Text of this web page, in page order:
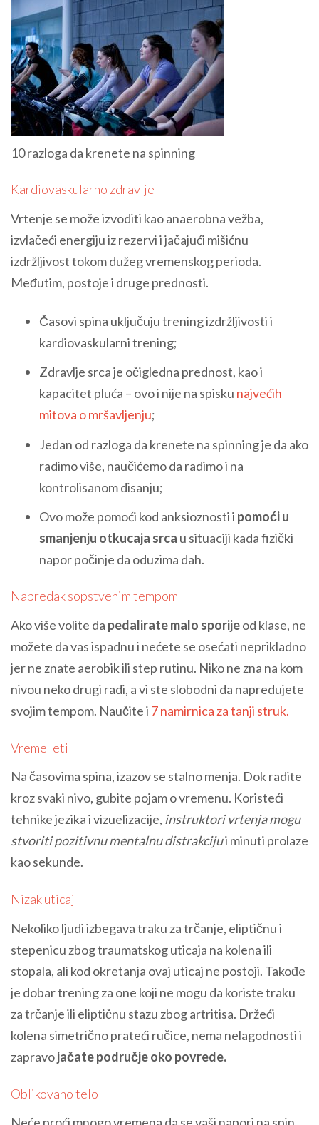
10 razloga da krenete na spinning
Kardiovaskularno zdravlje
Vrtenje se može izvoditi kao anaerobna vežba,
izvlačeći energiju iz rezervi i jačajući mišićnu
izdržljivost tokom dužeg vremenskog perioda.
Međutim, postoje i druge prednosti.
Časovi spina uključuju trening izdržljivosti i
kardiovaskularni trening;
Zdravlje srca je očigledna prednost, kao i
kapacitet pluća – ovo i nije na spisku najvećih
mitova o mršavljenju;
Jedan od razloga da krenete na spinning je da ako
radimo više, naučićemo da radimo i na
kontrolisanom disanju;
Ovo može pomoći kod anksioznosti i pomoći u
smanjenju otkucaja srca u situaciji kada fizički
napor počinje da oduzima dah.
Napredak sopstvenim tempom
Ako više volite da pedalirate malo sporijeod klase, ne
možete da vas ispadnu i nećete se osećati neprikladno
jer ne znate aerobik ili step rutinu. Niko ne zna na kom
nivou neko drugi radi, a vi ste slobodni da napredujete
svojim tempom. Naučite i 7 namirnica za tanji struk.
Vreme leti
Na časovima spina, izazov se stalno menja. Dok radite
kroz svaki nivo, gubite pojam o vremenu. Koristeći
tehnike jezika i vizuelizacije, instruktori vrtenja mogu
stvoriti pozitivnu mentalnu distrakcijui minuti prolaze
kao sekunde.
Nizak uticaj
Nekoliko ljudi izbegava traku za trčanje, eliptičnu i
stepenicu zbog traumatskog uticaja na kolena ili
stopala, ali kod okretanja ovaj uticaj ne postoji. Takođe
je dobar trening za one koji ne mogu da koriste traku
za trčanje ili eliptičnu stazu zbog artritisa. Držeći
kolena simetrično prateći ručice, nema nelagodnosti i
zapravojačate područje oko povrede.
Oblikovano telo